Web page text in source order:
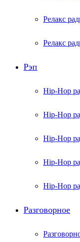
Релакс
Релакс
Рэп
Hip-Hop
Hip-Hop
Hip-Hop
Hip-Hop
Hip-Hop
Разговорное